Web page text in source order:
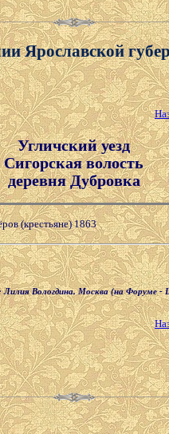
Ярославской
Угличский уезд
Сигорская волость
деревня Дубровка
(крестьяне) 1863
Лилия Вологдина, Москва (на Форуме -